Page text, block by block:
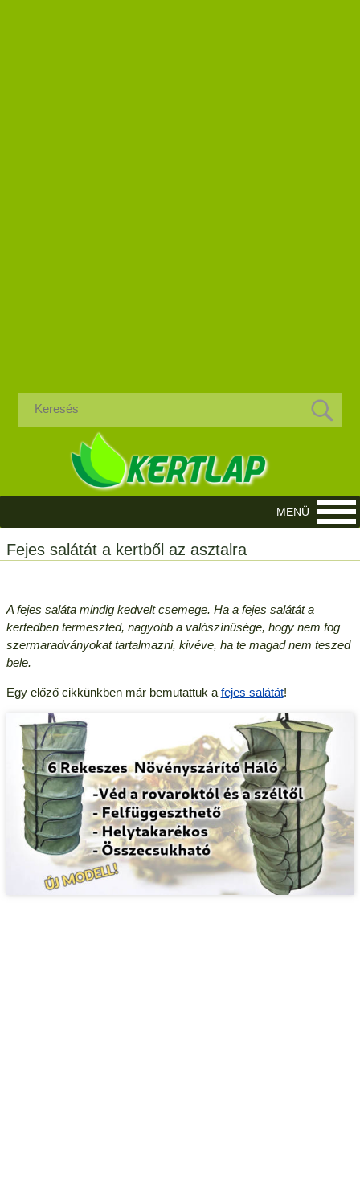
Fejes salátát a kertből az asztalra
A fejes saláta mindig kedvelt csemege. Ha a fejes salátát a
kertedben termeszted, nagyobb a valószínűsége, hogy nem fog
szermaradványokat tartalmazni, kivéve, ha te magad nem teszed
bele.
Egy előző cikkünkben már bemutattuk a fejes salátát!